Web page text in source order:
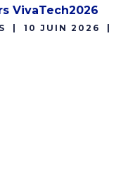
VivaTech2026
10 JUIN 2026